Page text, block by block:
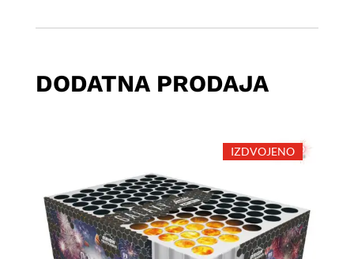
DODATNA PRODAJA
IZDVOJENO